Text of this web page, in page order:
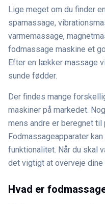
Lige meget om du finder
spamassage,
varmemassage,
fodmassage maskine et
Efter en lækker massage
sunde fødder.
Der findes mange
maskiner på markedet.
mens andre er beregnet
Fodmassageapparater
funktionalitet. Når du skal
det vigtigt at overveje dine
Hvad er